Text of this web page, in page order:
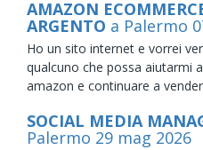
AMAZON
ARGENTO a Palermo
Ho un sito internet e vorrei
qualcuno che possa aiutarmi
amazon e continuare a
SOCIAL MEDIA
Palermo 29 mag 2026